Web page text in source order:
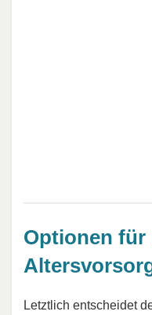
Optionen
Letztlich entscheidet